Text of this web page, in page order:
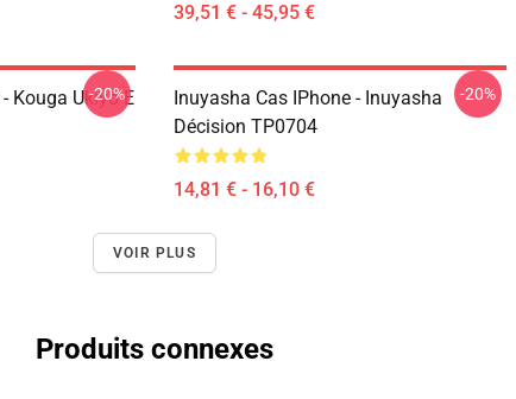
39,51 € - 45,95 €
Kouga Ukiyo-E
-20%
Inuyasha Cas IPhone - Inuyasha
Décision TP0704
14,81 € - 16,10 €
-20%
VOIR PLUS
Produits connexes